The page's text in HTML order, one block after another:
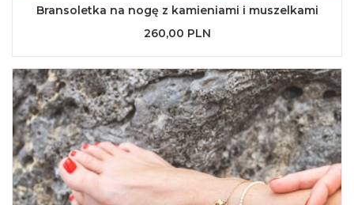
Bransoletka na nogę z kamieniami i muszelkami
260,00 PLN